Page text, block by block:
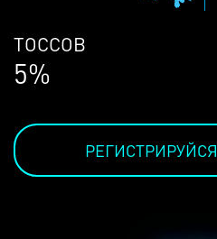
ЛЮДЕЙ
68%
РЕГИСТРИРУЙСЯ